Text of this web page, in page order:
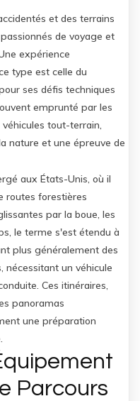
et des terrains
de voyage et
expérience
type est celle du
ses défis techniques
emprunté par les
tout-terrain,
nature et une épreuve de
aux États-Unis, où il
routes forestières
par la boue, les
le terme s'est étendu à
plus généralement des
nécessitant un véhicule
Ces itinéraires,
panoramas
une préparation
Parcours